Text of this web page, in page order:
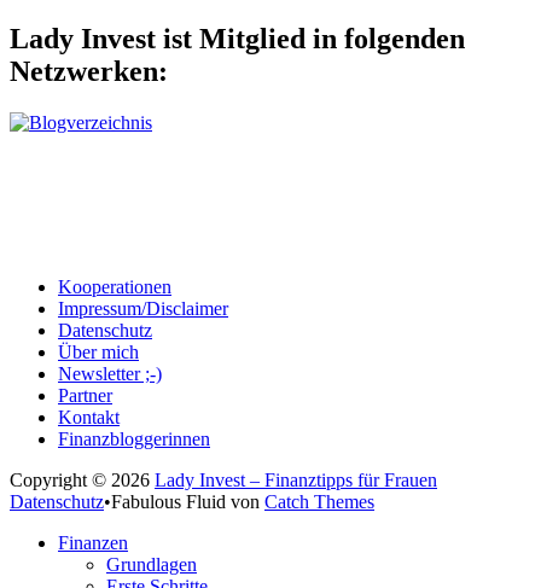
Lady Invest ist Mitglied in folgenden
Netzwerken:
Kooperationen
Impressum/Disclaimer
Datenschutz
Über mich
Newsletter ;-)
Partner
Kontakt
Finanzbloggerinnen
Copyright © 2026 Lady Invest – Finanztipps für Frauen
Datenschutz•Fabulous Fluid von Catch Themes
oben
Finanzen
Grundlagen